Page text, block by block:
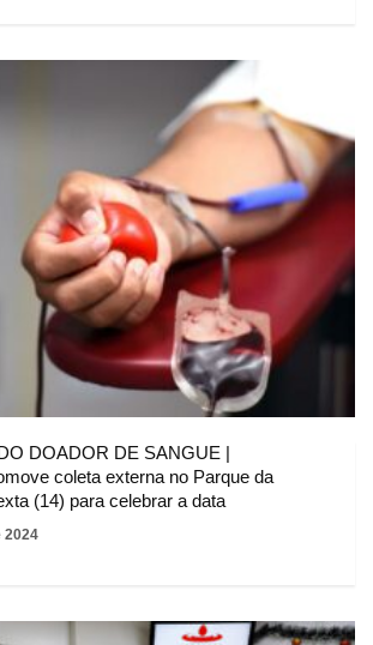
DOADOR DE SANGUE |
coleta externa no Parque da
(14) para celebrar a data
2024